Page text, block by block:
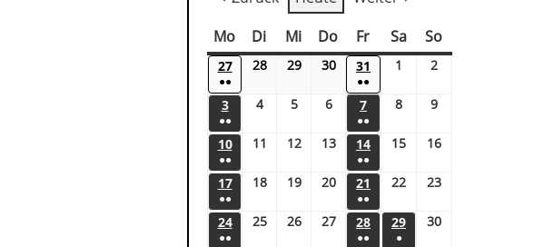
Mo
Di Mi Do Fr Sa So
27
●●
28 29 30 31
●●
1 2
3
●●
4 5 6 7
●●
8 9
10
●●
11 12 13 14
●●
15 16
17
●●
18 19 20 21
●●
22 23
24
●●
25 26 27 28
●●
29
●
30